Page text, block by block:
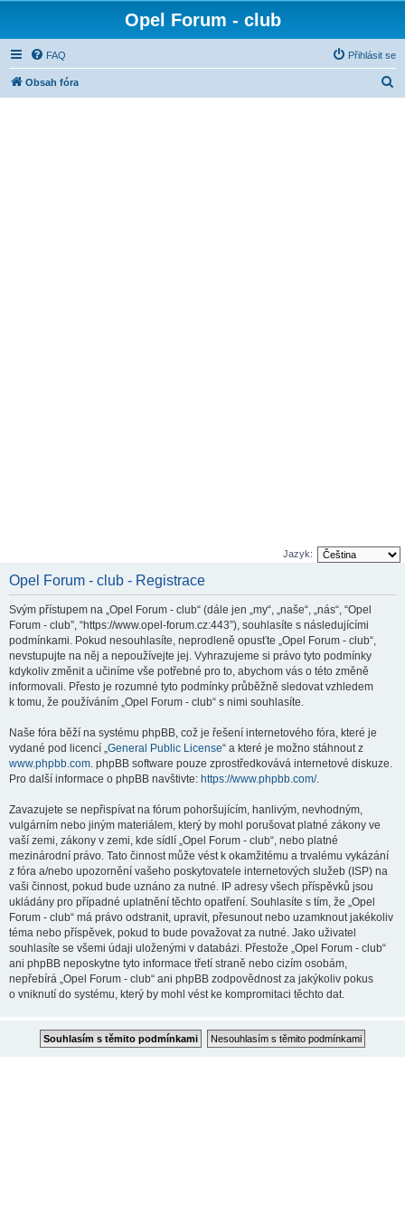
Opel Forum - club
FAQ Přihlásit se
Obsah fóra
Jazyk:
Opel Forum - club - Registrace
Svým přístupem na „Opel Forum - club“ (dále jen „my“, „naše“, „nás“, “Opel
Forum - club”, “https://www.opel-forum.cz:443”), souhlasíte s následujícími
podmínkami. Pokud nesouhlasíte, neprodleně opusťte „Opel Forum - club“,
nevstupujte na něj a nepoužívejte jej. Vyhrazujeme si právo tyto podmínky
kdykoliv změnit a učiníme vše potřebné pro to, abychom vás o této změně
informovali. Přesto je rozumné tyto podmínky průběžně sledovat vzhledem
k tomu, že používáním „Opel Forum - club“ s nimi souhlasíte.
Naše fóra běží na systému phpBB, což je řešení internetového fóra, které je
vydané pod licencí „General Public License“ a které je možno stáhnout z
www.phpbb.com. phpBB software pouze zprostředkovává internetové diskuze.
Pro další informace o phpBB navštivte: https://www.phpbb.com/.
Zavazujete se nepřispívat na fórum pohoršujícím, hanlivým, nevhodným,
vulgárním nebo jiným materiálem, který by mohl porušovat platné zákony ve
vaší zemi, zákony v zemi, kde sídlí „Opel Forum - club“, nebo platné
mezinárodní právo. Tato činnost může vést k okamžitému a trvalému vykázání
z fóra a/nebo upozornění vašeho poskytovatele internetových služeb (ISP) na
vaši činnost, pokud bude uznáno za nutné. IP adresy všech příspěvků jsou
ukládány pro případné uplatnění těchto opatření. Souhlasíte s tím, že „Opel
Forum - club“ má právo odstranit, upravit, přesunout nebo uzamknout jakékoliv
téma nebo příspěvek, pokud to bude považovat za nutné. Jako uživatel
souhlasíte se všemi údaji uloženými v databázi. Přestože „Opel Forum - club“
ani phpBB neposkytne tyto informace třetí straně nebo cizím osobám,
nepřebírá „Opel Forum - club“ ani phpBB zodpovědnost za jakýkoliv pokus
o vniknutí do systému, který by mohl vést ke kompromitaci těchto dat.